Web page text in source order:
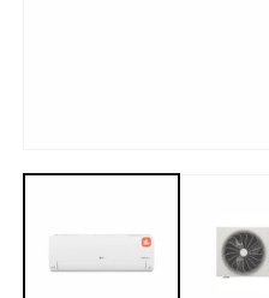
elemento
ventana